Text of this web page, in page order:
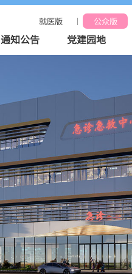
就医版 公众版
通知公告 党建园地